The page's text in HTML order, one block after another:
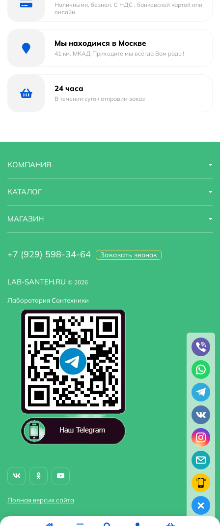
Наличными, безнал. С НДС , банковской картой или
онлайн
Мы находимся в Москве
41 км. МКАД Приходите мы всегда Вам рады!
24 часа
В течении суток отправим заказ
LAB-SANTEH.RU © 2026
Лаборатория Сантехники
Полная версия сайта
КОМПАНИЯ
КАТАЛОГ
МАГАЗИН
+7 (929) 598-34-64 Заказать звонок